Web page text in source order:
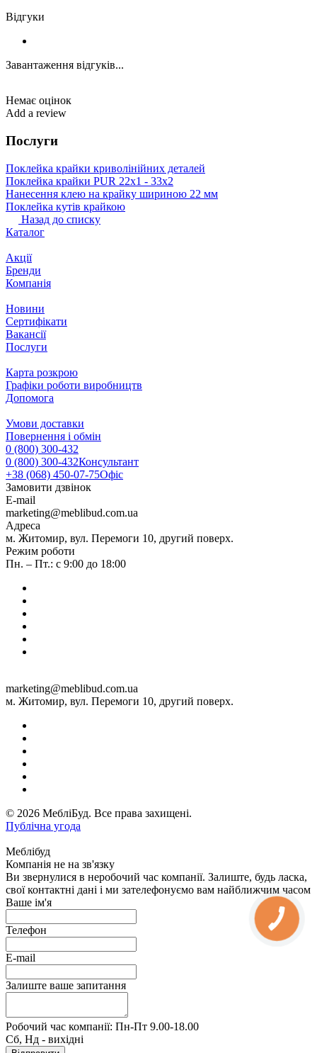
Відгуки
Завантаження відгуків...
Немає оцінок
Add a review
Послуги
Поклейка крайки криволінійних деталей
Поклейка крайки PUR 22х1 ‐ 33х2
Нанесення клею на крайку шириною 22 мм
Поклейка кутів крайкою
Назад до списку
Каталог
Акції
Бренди
Компанія
Новини
Сертифікати
Вакансії
Послуги
Карта розкрою
Графіки роботи виробництв
Допомога
Умови доставки
Повернення і обмін
0 (800) 300-432
0 (800) 300-432Консультант
+38 (068) 450-07-75Офіс
Замовити дзвінок
E-mail
marketing@meblibud.com.ua
Адреса
м. Житомир, вул. Перемоги 10, другий поверх.
Режим роботи
Пн. – Пт.: с 9:00 до 18:00
marketing@meblibud.com.ua
м. Житомир, вул. Перемоги 10, другий поверх.
© 2026 МебліБуд. Все права захищені.
Публічна угода
Меблібуд
Компанія не на зв'язку
Ви звернулися в неробочий час компанії. Залиште, будь ласка,
свої контактні дані і ми зателефонуємо вам найближчим часом
Ваше ім'я
Телефон
E-mail
Залиште ваше запитання
Робочий час компанії: Пн-Пт 9.00-18.00
Сб, Нд - вихідні